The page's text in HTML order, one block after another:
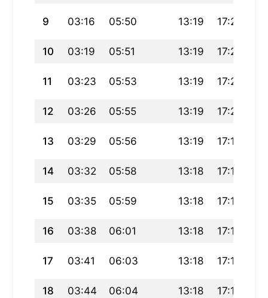
9 03:16 05:50 13:19 17:23
10 03:19 05:51 13:19 17:22
11 03:23 05:53 13:19 17:21
12 03:26 05:55 13:19 17:20
13 03:29 05:56 13:19 17:19
14 03:32 05:58 13:18 17:18
15 03:35 05:59 13:18 17:17
16 03:38 06:01 13:18 17:16
17 03:41 06:03 13:18 17:15
18 03:44 06:04 13:18 17:14